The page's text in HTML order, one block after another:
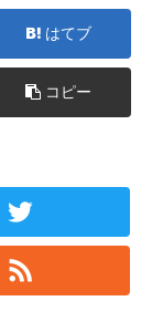
はてブ
コピー